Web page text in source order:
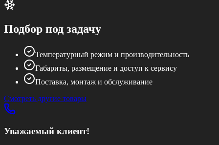
Подбор под задачу
Температурный режим и производительность
Габариты, размещение и доступ к сервису
Поставка, монтаж и обслуживание
Смотреть другие товары
Уважаемый клиент!